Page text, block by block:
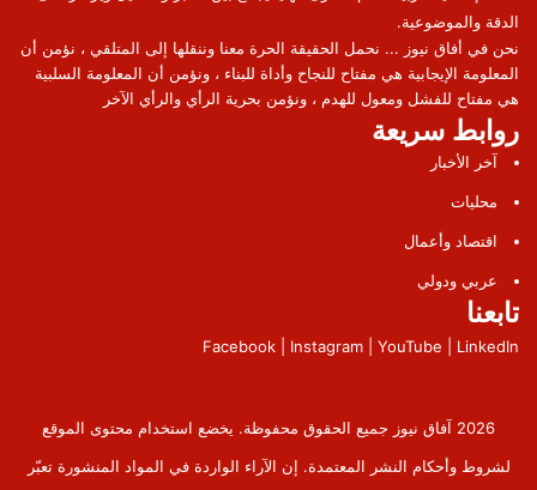
الدقة والموضوعية.
نحن في أفاق نيوز ... نحمل الحقيقة الحرة معنا وننقلها إلى المتلقي ، نؤمن أن
المعلومة الإيجابية هي مفتاح للنجاح وأداة للبناء ، ونؤمن أن المعلومة السلبية
هي مفتاح للفشل ومعول للهدم ، ونؤمن بحرية الرأي والرأي الآخر
روابط سريعة
آخر الأخبار
محليات
اقتصاد وأعمال
عربي ودولي
تابعنا
Facebook | Instagram | YouTube | LinkedIn
2026 آفاق نيوز جميع الحقوق محفوظة. يخضع استخدام محتوى الموقع
لشروط وأحكام النشر المعتمدة. إن الآراء الواردة في المواد المنشورة تعبّر